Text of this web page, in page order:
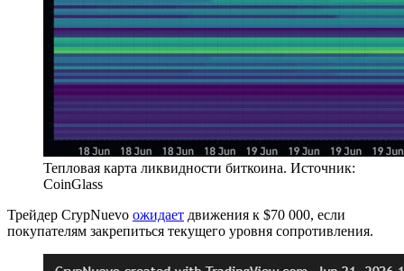
Тепловая карта ликвидности биткоина. Источник:
CoinGlass
Трейдер CrypNuevo ожидает движения к $70 000, если
покупателям закрепиться текущего уровня сопротивления.